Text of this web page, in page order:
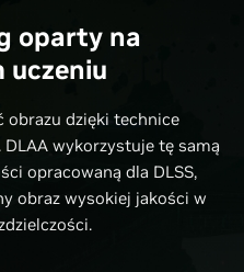
oparty na
uczeniu
obrazu dzięki technice
wykorzystuje tę samą
opracowaną dla DLSS,
obraz wysokiej jakości w